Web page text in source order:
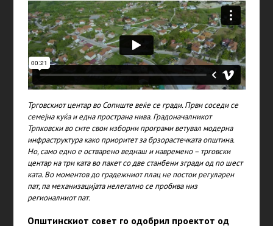
Трговскиот центар во Сопиште веќе се гради. Први соседи се
семејна куќа и една пространа нива. Градоначалникот
Трпковски во сите свои изборни програми ветувал модерна
инфраструктура како приоритет за брзорастечката општина.
Но, само едно е остварено веднаш и навремено – трговски
центар на три ката во пакет со две станбени згради од по шест
ката. Во моментов до градежниот плац не постои регуларен
пат, па механизацијата нелегално се пробива низ
регионалниот пат.
Општинскиот совет го одобрил проектот од